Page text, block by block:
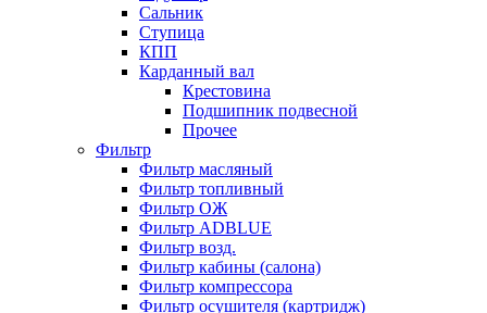
Сальник
Ступица
КПП
Карданный вал
Крестовина
Подшипник подвесной
Прочее
Фильтр
Фильтр масляный
Фильтр топливный
Фильтр ОЖ
Фильтр ADBLUE
Фильтр возд.
Фильтр кабины (салона)
Фильтр компрессора
Фильтр осушителя (картридж)